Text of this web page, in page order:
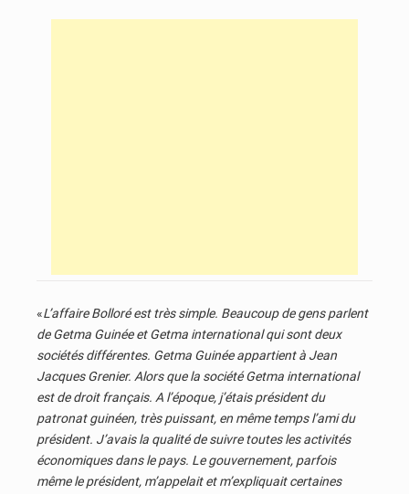
«L’affaire Bolloré est très simple. Beaucoup de gens parlent
de Getma Guinée et Getma international qui sont deux
sociétés différentes. Getma Guinée appartient à Jean
Jacques Grenier. Alors que la société Getma international
est de droit français. A l’époque, j’étais président du
patronat guinéen, très puissant, en même temps l’ami du
président. J’avais la qualité de suivre toutes les activités
économiques dans le pays. Le gouvernement, parfois
même le président, m’appelait et m’expliquait certaines